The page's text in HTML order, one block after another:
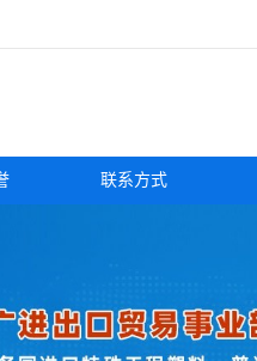
联系方式